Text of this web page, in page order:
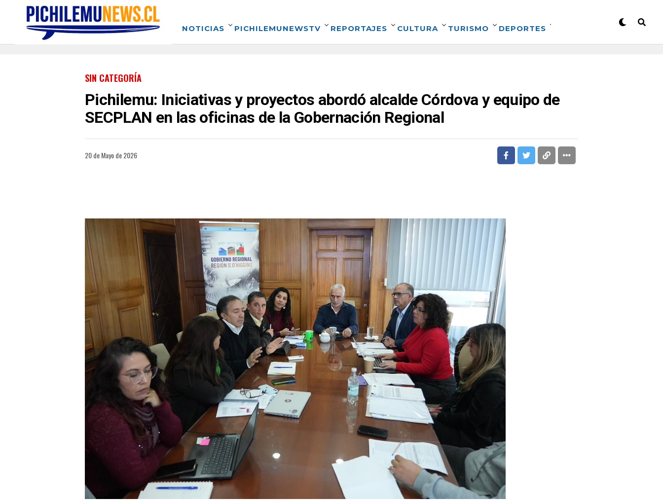
NOTICIAS PICHILEMUNEWSTV REPORTAJES CULTURA TURISMO DEPORTES
SIN CATEGORÍA
Pichilemu: Iniciativas y proyectos abordó alcalde Córdova y equipo de
SECPLAN en las oficinas de la Gobernación Regional
20 de Mayo de 2026